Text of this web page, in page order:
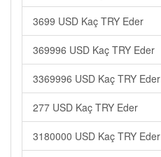
3699 USD Kaç TRY Eder
369996 USD Kaç TRY Eder
3369996 USD Kaç TRY Eder
277 USD Kaç TRY Eder
3180000 USD Kaç TRY Eder